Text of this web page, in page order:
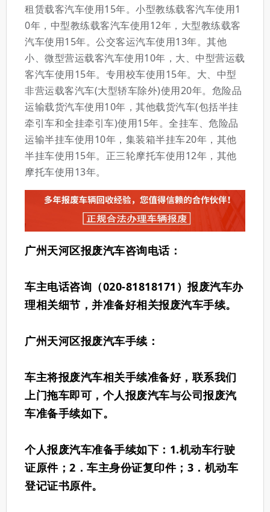
租赁载客汽车使用15年。小型教练载客汽车使用1
0年，中型教练载客汽车使用12年，大型教练载客
汽车使用15年。公交客运汽车使用13年。其他
小、微型营运载客汽车使用10年，大、中型营运载
客汽车使用15年。专用校车使用15年。大、中型
非营运载客汽车(大型轿车除外)使用20年。危险品
运输载货汽车使用10年，其他载货汽车(包括半挂
牵引车和全挂牵引车)使用15年。全挂车、危险品
运输半挂车使用10年，集装箱半挂车20年，其他
半挂车使用15年。正三轮摩托车使用12年，其他
摩托车使用13年。
广州天河区报废汽车咨询电话：
车主电话咨询（020-81818171 ）报废汽车办
理相关细节，并准备好相关报废汽车手续。
广州天河区报废汽车手续：
车主将报废汽车相关手续准备好，联系我们
上门拖车即可，个人报废汽车与公司报废汽
车准备手续如下。
个人报废汽车准备手续如下：1.机动车行驶
证原件；2．车主身份证复印件；3．机动车
登记证书原件。